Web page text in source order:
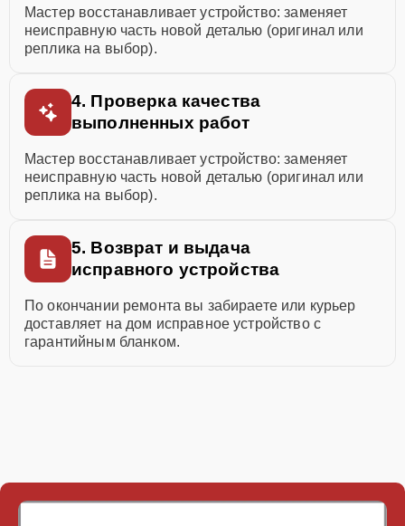
Мастер восстанавливает устройство: заменяет
неисправную часть новой деталью (оригинал или
реплика на выбор).
4. Проверка качества
выполненных работ
Мастер восстанавливает устройство: заменяет
неисправную часть новой деталью (оригинал или
реплика на выбор).
5. Возврат и выдача
исправного устройства
По окончании ремонта вы забираете или курьер
доставляет на дом исправное устройство с
гарантийным бланком.